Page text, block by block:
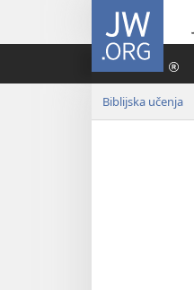
JW.ORG
Biblijska učenja